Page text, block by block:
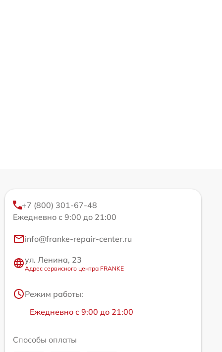
+7 (800) 301-67-48
Ежедневно с 9:00 до 21:00
info@franke-repair-center.ru
ул. Ленина, 23
Адрес сервисного центра FRANKE
Режим работы:
Ежедневно с 9:00 до 21:00
Способы оплаты